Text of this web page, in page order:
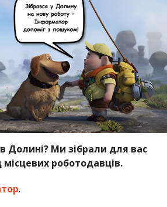
Долині? Ми зібрали для вас
місцевих роботодавців.
.